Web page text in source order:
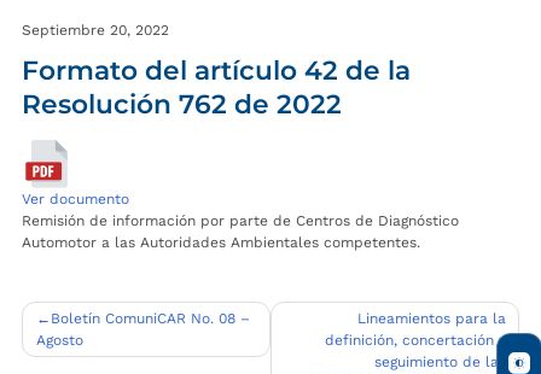
Septiembre 20, 2022
Formato del artículo 42 de la
Resolución 762 de 2022
Ver documento
Remisión de información por parte de Centros de Diagnóstico
Automotor a las Autoridades Ambientales competentes.
Navegación
de
Boletín ComuniCAR No. 08 –
Agosto
Lineamientos para la
definición, concertación y
seguimiento de las